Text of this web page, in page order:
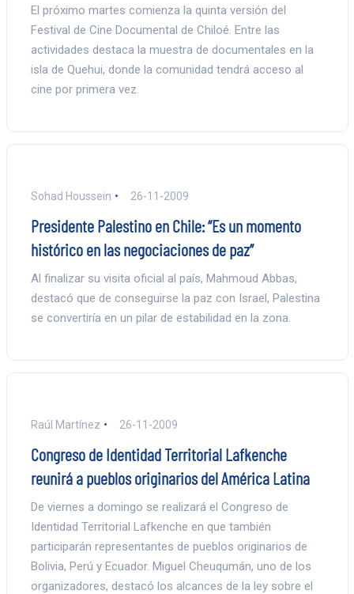
El próximo martes comienza la quinta versión del
Festival de Cine Documental de Chiloé. Entre las
actividades destaca la muestra de documentales en la
isla de Quehui, donde la comunidad tendrá acceso al
cine por primera vez.
Sohad Houssein 26-11-2009
Presidente Palestino en Chile: “Es un momento
histórico en las negociaciones de paz”
Al finalizar su visita oficial al país, Mahmoud Abbas,
destacó que de conseguirse la paz con Israel, Palestina
se convertiría en un pilar de estabilidad en la zona.
Raúl Martínez 26-11-2009
Congreso de Identidad Territorial Lafkenche
reunirá a pueblos originarios del América Latina
De viernes a domingo se realizará el Congreso de
Identidad Territorial Lafkenche en que también
participarán representantes de pueblos originarios de
Bolivia, Perú y Ecuador. Miguel Cheuqumán, uno de los
organizadores, destacó los alcances de la ley sobre el